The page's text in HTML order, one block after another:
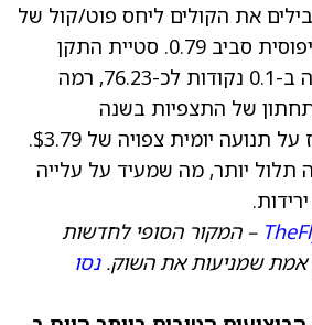
את הקולים ליחס פוט/קול של
1.06, לעומת רמה טיפוסית סביב 0.79. סטיית התקן
הגלומה (IV30) עלתה ב-0.1 נקודות לכ-76.23, רמה
של התצפיות בשנה
האחרונה, מה שמרמז על תנועה יומית צפויה של $3.79.
תלול יותר, מה שמעיד על עלייה
– המקור הסופי לחדשות
אמת שמניעות את השוק.נסו